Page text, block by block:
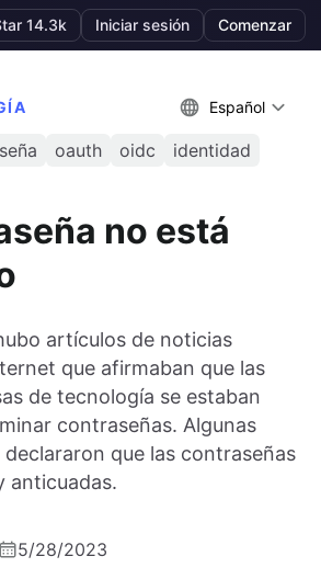
14.3k Iniciar sesión Comenzar
Español
oauth oidc identidad
no está
artículos de noticias
que afirmaban que las
de tecnología se estaban
contraseñas. Algunas
que las contraseñas
anticuadas.
5/28/2023